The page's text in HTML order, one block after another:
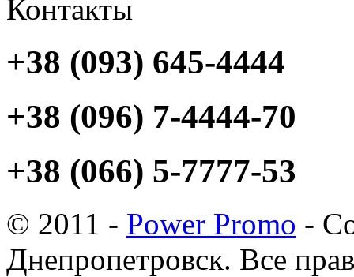
Контакты
+38 (093) 645-4444
+38 (096) 7-4444-70
+38 (066) 5-7777-53
© 2011 - Power Promo -
Днепропетровск. Все